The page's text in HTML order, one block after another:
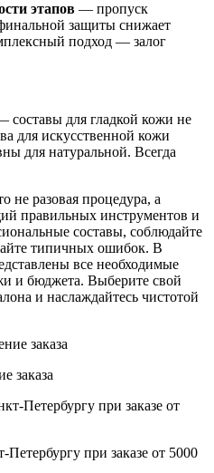
этапов — пропуск
защиты снижает
подход — залог
составы для гладкой кожи не
для искусственной кожи
для натуральной. Всегда
не разовая процедура, а
правильных инструментов и
составы, соблюдайте
типичных ошибок. В
все необходимые
и бюджета. Выберите свой
и наслаждайтесь чистотой
заказа
Петербургу при заказе от 5000